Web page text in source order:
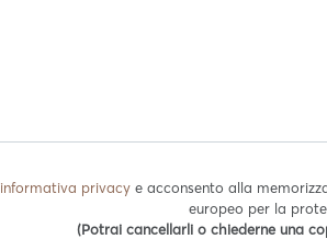
informativa privacye acconsento alla
europeo per la
(Potrai cancellarli o chiederne una